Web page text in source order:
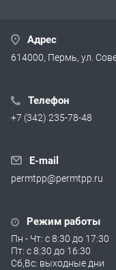
Адрес
614000, Пермь, ул.
Телефон
+7 (342) 235-78-48
E-mail
permtpp@permtpp.ru
Режим работы
Пн - Чт: с 8:30 до 17:30
Пт: с 8:30 до 16:30
Сб,Вс: выходные дни